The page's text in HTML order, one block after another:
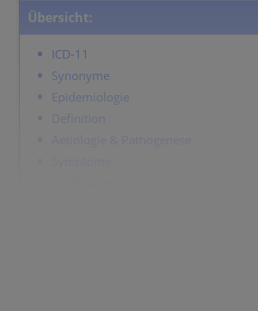
Übersicht:
ICD-11
Synonyme
Epidemiologie
Definition